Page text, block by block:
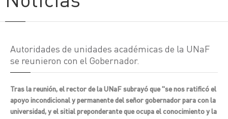
Autoridades de unidades académicas de la UNaF
se reunieron con el Gobernador.
Tras la reunión, el rector de la UNaF subrayó que "se nos ratificó el
apoyo incondicional y permanente del señor gobernador para con la
universidad, y el sitial preponderante que ocupa el conocimiento y la